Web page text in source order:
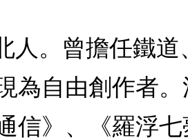
人。曾擔任鐵道
為自由創作者。
信》、《羅浮